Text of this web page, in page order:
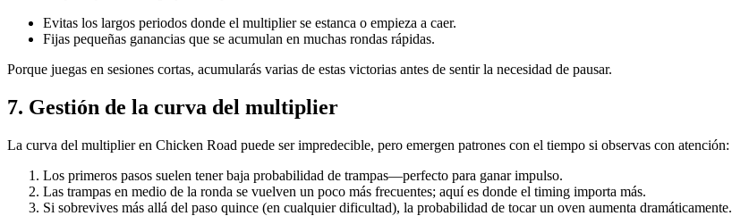
Evitas los largos periodos donde el multiplier se estanca o empieza a caer.
Fijas pequeñas ganancias que se acumulan en muchas rondas rápidas.
Porque juegas en sesiones cortas, acumularás varias de estas victorias antes de sentir la necesidad de pausar.
7. Gestión de la curva del multiplier
La curva del multiplier en Chicken Road puede ser impredecible, pero emergen patrones con el tiempo si observas con atención:
Los primeros pasos suelen tener baja probabilidad de trampas—perfecto para ganar impulso.
Las trampas en medio de la ronda se vuelven un poco más frecuentes; aquí es donde el timing importa más.
Si sobrevives más allá del paso quince (en cualquier dificultad), la probabilidad de tocar un oven aumenta dramáticamente.